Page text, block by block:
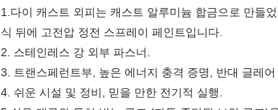
1.다이 캐스트 외피는 캐스트 알루미늄 합금으로 만들
식 뒤에 고전압 정전 스프레이 페인트입니다.
2. 스테인레스 강 외부 파스너.
3. 트랜스페런트부, 높은 에너지 충격 증명, 반대 글레
4. 쉬운 시설 및 정비, 믿을 만한 전기적 실행.